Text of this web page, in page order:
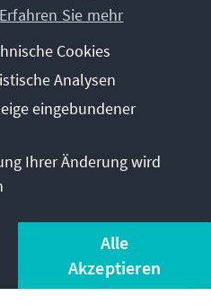
Erfahren Sie mehr
Cookies
Analysen
eingebundener
Ihrer Änderung wird
Alle
Akzeptieren